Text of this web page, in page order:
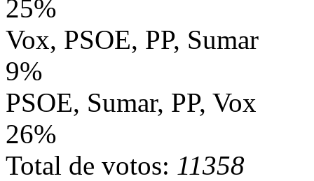
25%
Vox, PSOE, PP, Sumar
9%
PSOE, Sumar, PP, Vox
26%
Total de votos: 11358